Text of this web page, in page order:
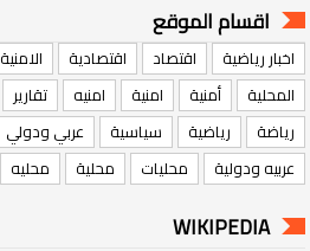
اقسام الموقع
اخبار رياضية اقتصاد اقتصادية الامنية
المحلية
أمنية امنية امنيه تقارير
رياضة
رياضية سياسية عربي ودولي
عربيه ودولية
محليات محلية محليه
WIKIPEDIA